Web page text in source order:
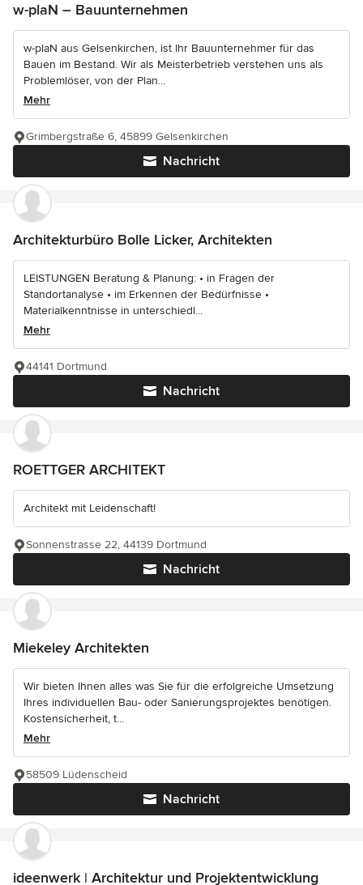
w-plaN – Bauunternehmen
w-plaN aus Gelsenkirchen, ist Ihr Bauunternehmer für das
Bauen im Bestand. Wir als Meisterbetrieb verstehen uns als
Problemlöser, von der Plan...
Mehr
Nachricht
Grimbergstraße 6, 45899 Gelsenkirchen
Architekturbüro Bolle Licker, Architekten
LEISTUNGEN Beratung & Planung: • in Fragen der
Standortanalyse • im Erkennen der Bedürfnisse •
Materialkenntnisse in unterschiedl...
Mehr
Nachricht
44141 Dortmund
ROETTGER ARCHITEKT
Architekt mit Leidenschaft!
Nachricht
Sonnenstrasse 22, 44139 Dortmund
Miekeley Architekten
Wir bieten Ihnen alles was Sie für die erfolgreiche Umsetzung
Ihres individuellen Bau- oder Sanierungsprojektes benötigen.
Kostensicherheit, t...
Mehr
Nachricht
58509 Lüdenscheid
ideenwerk | Architektur und Projektentwicklung